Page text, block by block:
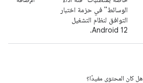
الوسائط" في حزمة اختبار
التوافق لنظام التشغيل
Android 12.
هل كان المحتوى مفيدًا؟